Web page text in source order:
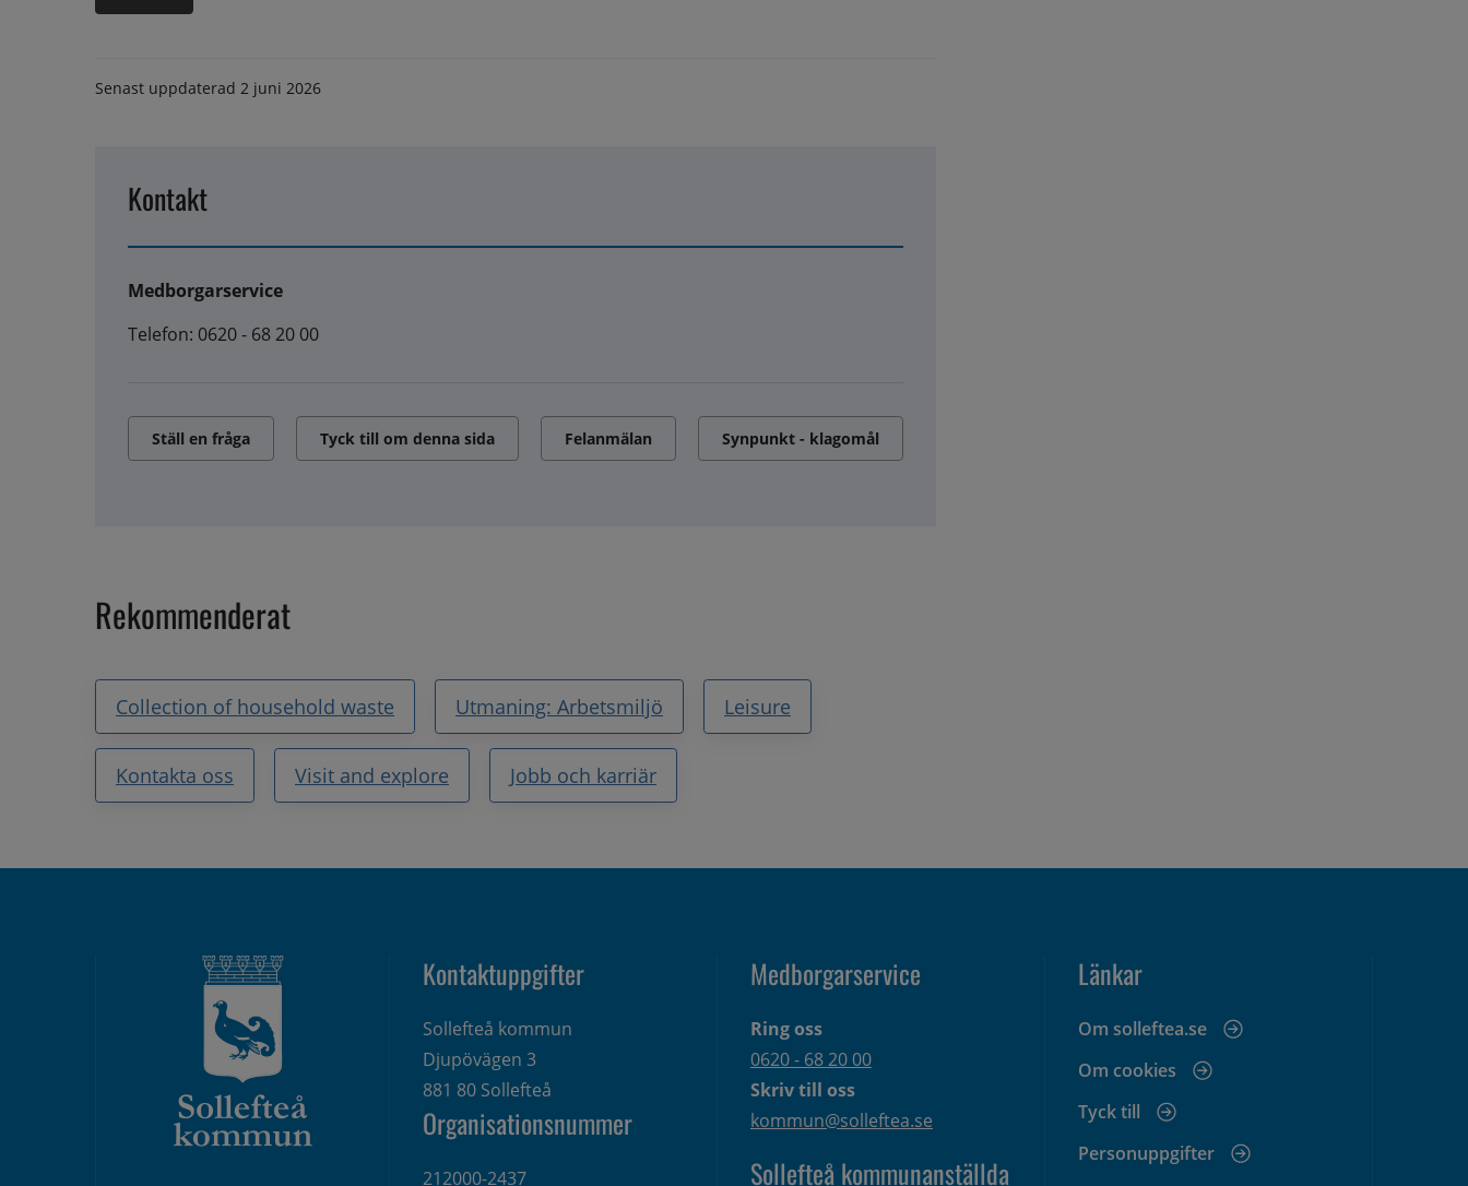
Senast uppdaterad 2 juni 2026
Kontakt
Medborgarservice
Telefon: 0620 - 68 20 00
Ställ en fråga Tyck till om denna sida Felanmälan Synpunkt - klagomål
Rekommenderat
Collection of household waste Utmaning: Arbetsmiljö Leisure
Kontakta oss Visit and explore Jobb och karriär
Kontaktuppgifter
Sollefteå kommun
Djupövägen 3
881 80 Sollefteå
Organisationsnummer
212000-2437
Medborgarservice
Ring oss
0620 - 68 20 00
Skriv till oss
kommun@solleftea.se
Sollefteå kommunanställda
Länkar
Om solleftea.se
Om cookies
Tyck till
Personuppgifter